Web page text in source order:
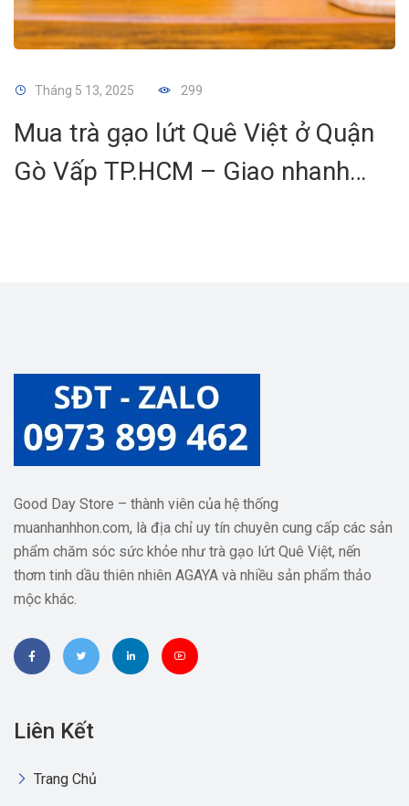
Tháng 5 13, 2025 299
Mua trà gạo lứt Quê Việt ở Quận
Gò Vấp TP.HCM – Giao nhanh
Good Day Store – thành viên của hệ thống
muanhanhhon.com, là địa chỉ uy tín chuyên cung cấp các sản
phẩm chăm sóc sức khỏe như trà gạo lứt Quê Việt, nến
thơm tinh dầu thiên nhiên AGAYA và nhiều sản phẩm thảo
mộc khác.
Liên Kết
Trang Chủ